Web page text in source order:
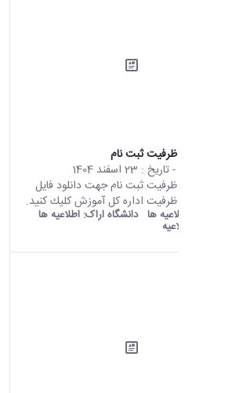
اطلاعیه تکمیل ظرفیت ثبت نام
- تاریخ : 23 اسفند 1404
اطلاعیه تکمیل ظرفیت ثبت نام جهت دانلود فايل
اطلاعیه تكميل ظرفيت اداره کل آموزش كليك كنيد.
اطلاعیه ها دانشگاه اراک: اطلاعیه ها
اطلاعیه